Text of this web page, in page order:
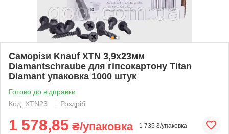
Саморізи Knauf XTN 3,9x23мм
Diamantschraube для гіпсокартону Titan
Diamant упаковка 1000 штук
Готово до відправки
Код: XTN23
Роздріб
1 578,85 ₴/упаковка 1 735 ₴/упаковка